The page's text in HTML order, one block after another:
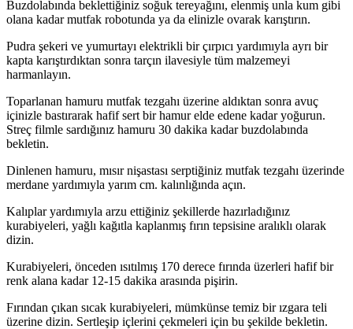
Buzdolabında beklettiğiniz soğuk tereyağını, elenmiş unla kum gibi
olana kadar mutfak robotunda ya da elinizle ovarak karıştırın.
Pudra şekeri ve yumurtayı elektrikli bir çırpıcı yardımıyla ayrı bir
kapta karıştırdıktan sonra tarçın ilavesiyle tüm malzemeyi
harmanlayın.
Toparlanan hamuru mutfak tezgahı üzerine aldıktan sonra avuç
içinizle bastırarak hafif sert bir hamur elde edene kadar yoğurun.
Streç filmle sardığınız hamuru 30 dakika kadar buzdolabında
bekletin.
Dinlenen hamuru, mısır nişastası serptiğiniz mutfak tezgahı üzerinde
merdane yardımıyla yarım cm. kalınlığında açın.
Kalıplar yardımıyla arzu ettiğiniz şekillerde hazırladığınız
kurabiyeleri, yağlı kağıtla kaplanmış fırın tepsisine aralıklı olarak
dizin.
Kurabiyeleri, önceden ısıtılmış 170 derece fırında üzerleri hafif bir
renk alana kadar 12-15 dakika arasında pişirin.
Fırından çıkan sıcak kurabiyeleri, mümkünse temiz bir ızgara teli
üzerine dizin. Sertleşip içlerini çekmeleri için bu şekilde bekletin.